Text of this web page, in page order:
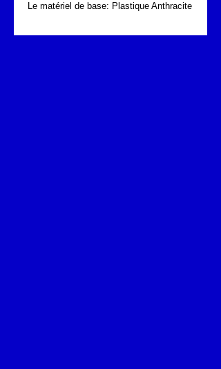
Le matériel de base: Plastique Anthracite